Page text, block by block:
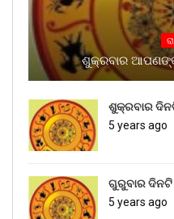
ଶୁକ୍ରବାର
ଶୁକ୍ରବାର
5 years ago
ଗୁରୁବାର
5 years ago